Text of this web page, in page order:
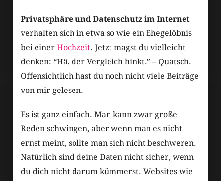
Privatsphäre und Datenschutz im Internet
verhalten sich in etwa so wie ein Ehegelöbnis
bei einer Hochzeit. Jetzt magst du vielleicht
denken: “Hä, der Vergleich hinkt.” – Quatsch.
Offensichtlich hast du noch nicht viele Beiträge
von mir gelesen.
Es ist ganz einfach. Man kann zwar große
Reden schwingen, aber wenn man es nicht
ernst meint, sollte man sich nicht beschweren.
Natürlich sind deine Daten nicht sicher, wenn
du dich nicht darum kümmerst. Websites wie